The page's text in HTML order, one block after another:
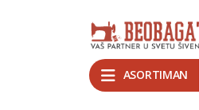
ASORTIMAN